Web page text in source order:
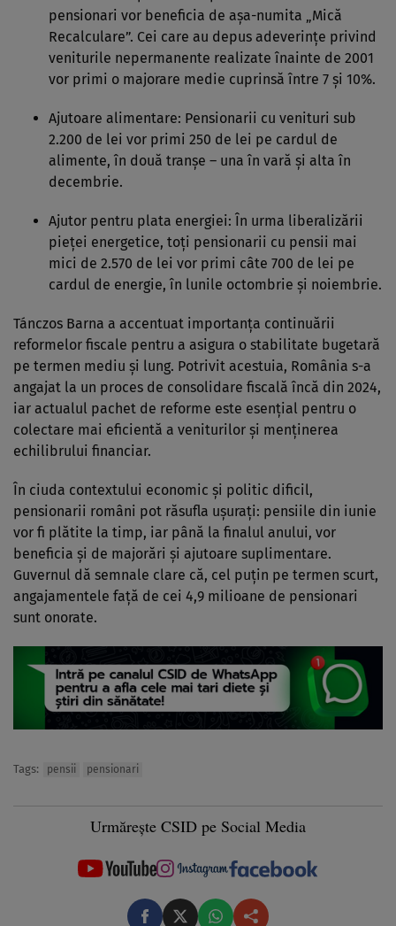
pensionari vor beneficia de așa-numita „Mică
Recalculare”. Cei care au depus adeverințe privind
veniturile nepermanente realizate înainte de 2001
vor primi o majorare medie cuprinsă între 7 și 10%.
Ajutoare alimentare: Pensionarii cu venituri sub
2.200 de lei vor primi 250 de lei pe cardul de
alimente, în două tranșe – una în vară și alta în
decembrie.
Ajutor pentru plata energiei: În urma liberalizării
pieței energetice, toți pensionarii cu pensii mai
mici de 2.570 de lei vor primi câte 700 de lei pe
cardul de energie, în lunile octombrie și noiembrie.
Tánczos Barna a accentuat importanța continuării
reformelor fiscale pentru a asigura o stabilitate bugetară
pe termen mediu și lung. Potrivit acestuia, România s-a
angajat la un proces de consolidare fiscală încă din 2024,
iar actualul pachet de reforme este esențial pentru o
colectare mai eficientă a veniturilor și menținerea
echilibrului financiar.
În ciuda contextului economic și politic dificil,
pensionarii români pot răsufla ușurați: pensiile din iunie
vor fi plătite la timp, iar până la finalul anului, vor
beneficia și de majorări și ajutoare suplimentare.
Guvernul dă semnale clare că, cel puțin pe termen scurt,
angajamentele față de cei 4,9 milioane de pensionari
sunt onorate.
Tags: pensii pensionari
Urmărește CSID pe Social Media